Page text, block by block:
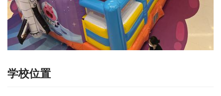
学校位置